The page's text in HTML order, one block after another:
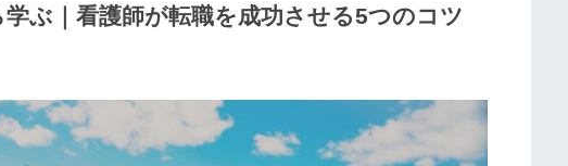
ぶ｜看護師が転職を成功させる5つのコツ